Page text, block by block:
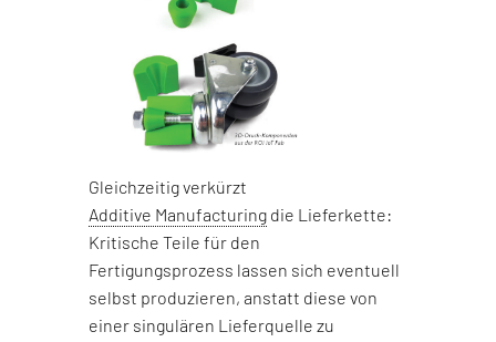
Gleichzeitig verkürzt
Additive Manufacturing die Lieferkette:
Kritische Teile für den
Fertigungsprozess lassen sich eventuell
selbst produzieren, anstatt diese von
einer singulären Lieferquelle zu